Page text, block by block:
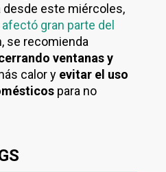
desde este miércoles,
gran parte del
se recomienda
ventanas y
calor y evitar el uso
para no